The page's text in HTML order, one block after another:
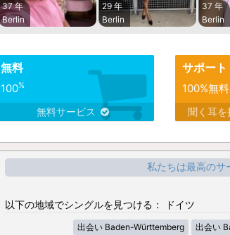
37 年
Berlin
29 年
Berlin
37 年
Berlin
無料
100%
無料サービス
サポート
100%無料
聞く耳を
私たちは最高のサ
以下の地域でシングルを見つける： ドイツ
出会い Baden-Württemberg 出会い